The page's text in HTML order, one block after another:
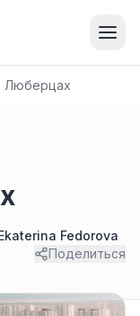
Люберцах
Fedorova
Поделиться